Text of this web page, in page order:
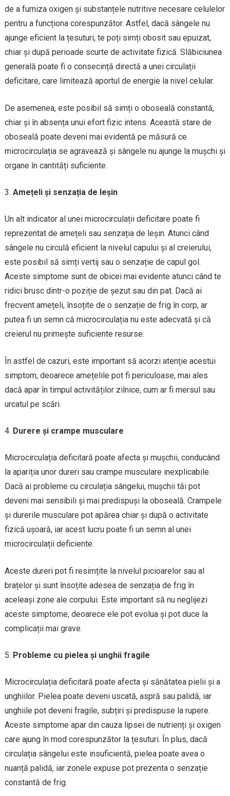
de a furniza oxigen și substanțele nutritive necesare celulelor
pentru a funcționa corespunzător. Astfel, dacă sângele nu
ajunge eficient la țesuturi, te poți simți obosit sau epuizat,
chiar și după perioade scurte de activitate fizică. Slăbiciunea
generală poate fi o consecință directă a unei circulații
deficitare, care limitează aportul de energie la nivel celular.
De asemenea, este posibil să simți o oboseală constantă,
chiar și în absența unui efort fizic intens. Această stare de
oboseală poate deveni mai evidentă pe măsură ce
microcirculația se agravează și sângele nu ajunge la mușchi și
organe în cantități suficiente.
Amețeli și senzația de leșin
Un alt indicator al unei microcirculații deficitare poate fi
reprezentat de amețeli sau senzația de leșin. Atunci când
sângele nu circulă eficient la nivelul capului și al creierului,
este posibil să simți vertij sau o senzație de capul gol.
Aceste simptome sunt de obicei mai evidente atunci când te
ridici brusc dintr-o poziție de șezut sau din pat. Dacă ai
frecvent amețeli, însoțite de o senzație de frig în corp, ar
putea fi un semn că microcirculația nu este adecvată și că
creierul nu primește suficiente resurse.
În astfel de cazuri, este important să acorzi atenție acestui
simptom, deoarece amețelile pot fi periculoase, mai ales
dacă apar în timpul activităților zilnice, cum ar fi mersul sau
urcatul pe scări.
Durere și crampe musculare
Microcirculația deficitară poate afecta și mușchii, conducând
la apariția unor dureri sau crampe musculare inexplicabile.
Dacă ai probleme cu circulația sângelui, mușchii tăi pot
deveni mai sensibili și mai predispuși la oboseală. Crampele
și durerile musculare pot apărea chiar și după o activitate
fizică ușoară, iar acest lucru poate fi un semn al unei
microcirculații deficiente.
Aceste dureri pot fi resimțite la nivelul picioarelor sau al
brațelor și sunt însoțite adesea de senzația de frig în
aceleași zone ale corpului. Este important să nu neglijezi
aceste simptome, deoarece ele pot evolua și pot duce la
complicații mai grave.
Probleme cu pielea și unghii fragile
Microcirculația deficitară poate afecta și sănătatea pielii și a
unghiilor. Pielea poate deveni uscată, aspră sau palidă, iar
unghiile pot deveni fragile, subțiri și predispuse la rupere.
Aceste simptome apar din cauza lipsei de nutrienți și oxigen
care ajung în mod corespunzător la țesuturi. În plus, dacă
circulația sângelui este insuficientă, pielea poate avea o
nuanță palidă, iar zonele expuse pot prezenta o senzație
constantă de frig.